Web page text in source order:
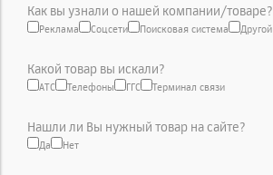
Как вы узнали о нашей компании/товаре?
Реклама Соцсети Поисковая система
Какой товар вы искали?
АТС Телефоны ГГС Терминал связи
Нашли ли Вы нужный товар на сайте?
Да Нет